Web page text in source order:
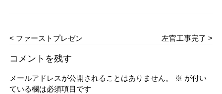
< ファーストプレゼン 左官工事完了 >
コメントを残す
メールアドレスが公開されることはありません。 ※ が付い
ている欄は必須項目です